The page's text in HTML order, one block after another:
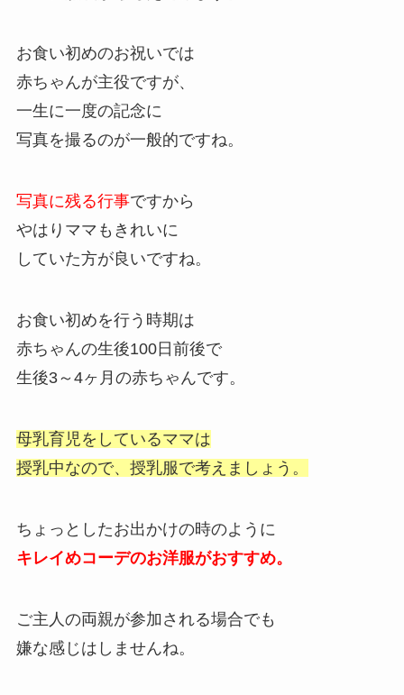
お食い初めのお祝いでは
赤ちゃんが主役ですが、
一生に一度の記念に
写真を撮るのが一般的ですね。
写真に残る行事ですから
やはりママもきれいに
していた方が良いですね。
お食い初めを行う時期は
赤ちゃんの生後100日前後で
生後3～4ヶ月の赤ちゃんです。
母乳育児をしているママは
授乳中なので、授乳服で考えましょう。
ちょっとしたお出かけの時のように
キレイめコーデのお洋服がおすすめ。
ご主人の両親が参加される場合でも
嫌な感じはしませんね。